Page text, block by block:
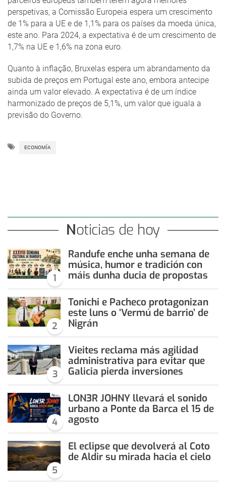
perspetivas, a Comissão Europeia espera um crescimento
de 1% para a UE e de 1,1% para os países da moeda única,
este ano. Para 2024, a expectativa é de um crescimento de
1,7% na UE e 1,6% na zona euro.
Quanto à inflação, Bruxelas espera um abrandamento da
subida de preços em Portugal este ano, embora antecipe
ainda um valor elevado. A expectativa é de um índice
harmonizado de preços de 5,1%, um valor que iguala a
previsão do Governo.
ECONOMÍA
Noticias de hoy
1
Randufe enche unha semana de
música, humor e tradición con
máis dunha ducia de propostas
2
Tonichi e Pacheco protagonizan
este luns o ‘Vermú de barrio’ de
Nigrán
3
Vieites reclama más agilidad
administrativa para evitar que
Galicia pierda inversiones
4
LON3R JOHNY llevará el sonido
urbano a Ponte da Barca el 15 de
agosto
5
El eclipse que devolverá al Coto
de Aldir su mirada hacia el cielo